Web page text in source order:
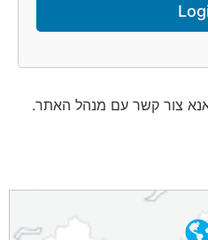
אנא צור קשר עם מנהל האתר.